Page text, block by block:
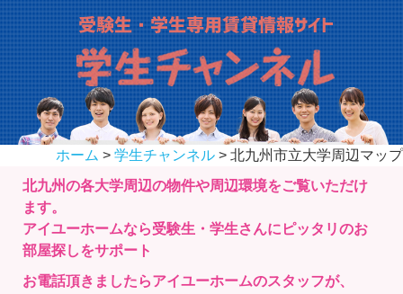
ホーム > 学生チャンネル > 北九州市立大学周辺マップ
北九州の各大学周辺の物件や周辺環境をご覧いただけ
ます。
アイユーホームなら受験生・学生さんにピッタリのお
部屋探しをサポート
お電話頂きましたらアイユーホームのスタッフが、